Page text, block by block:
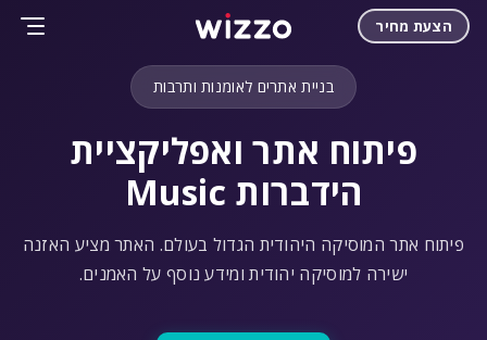
הצעת מחיר
בניית אתרים לאומנות ותרבות
פיתוח אתר ואפליקציית
הידברות Music
פיתוח אתר המוסיקה היהודית הגדול בעולם. האתר מציע האזנה
ישירה למוסיקה יהודית ומידע נוסף על האמנים.